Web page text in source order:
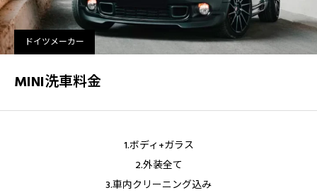
ドイツメーカー
MINI洗車料金
1.ボディ+ガラス
2.外装全て
3.車内クリーニング込み